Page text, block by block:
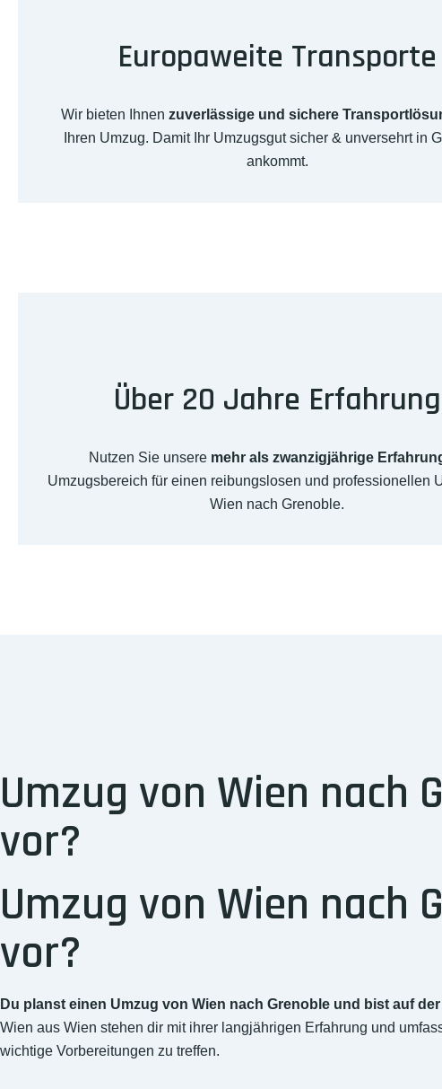
Europaweite Transporte
Wir bieten Ihnen zuverlässige und sichere
Ihren Umzug. Damit Ihr Umzugsgut sicher & unversehrt in
ankommt.
Über 20 Jahre Erfahrung
Nutzen Sie unsere mehr als zwanzigjährige
Umzugsbereich für einen reibungslosen und professionellen
Wien nach Grenoble.
Umzug von Wien nach
vor?
Umzug von Wien nach
vor?
Du planst einen Umzug von Wien nach Grenoble und bist auf
Wien aus Wien stehen dir mit ihrer langjährigen Erfahrung und
wichtige Vorbereitungen zu treffen.